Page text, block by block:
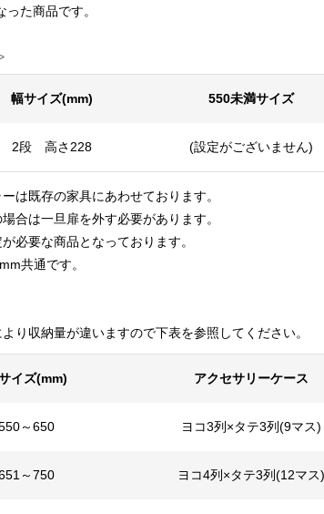
た商品です。
格表> ※消費税込み
幅サイズ(mm) 550未満サイズ
2段 高さ228 (設定がございません)
は既存の家具にあわせております。
合は一旦扉を外す必要があります。
必要な商品となっております。
共通です。
り収納量が違いますので下表を参照してください。
イズ(mm) アクセサリーケース
～650 ヨコ3列×タテ3列(9マス)
～750 ヨコ4列×タテ3列(12マス)